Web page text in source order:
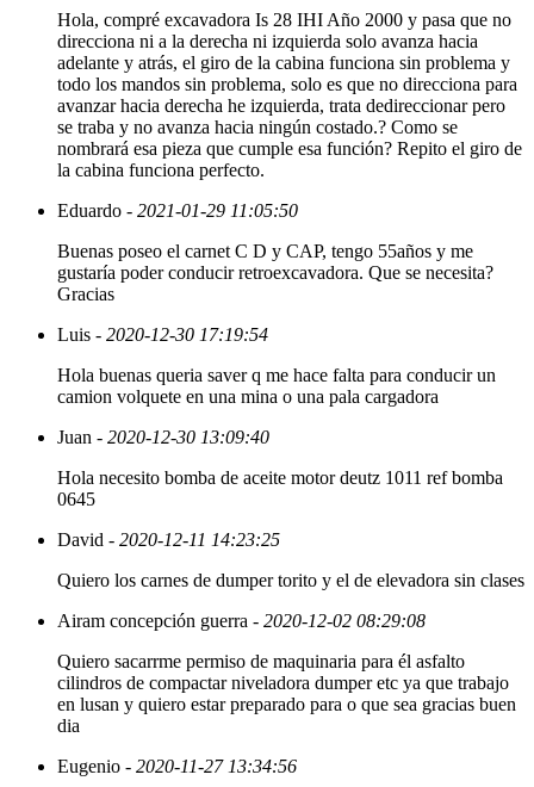
Hola, compré excavadora Is 28 IHI Año 2000 y pasa que no
direcciona ni a la derecha ni izquierda solo avanza hacia
adelante y atrás, el giro de la cabina funciona sin problema y
todo los mandos sin problema, solo es que no direcciona para
avanzar hacia derecha he izquierda, trata dedireccionar pero
se traba y no avanza hacia ningún costado.? Como se
nombrará esa pieza que cumple esa función? Repito el giro de
la cabina funciona perfecto.
Eduardo - 2021-01-29 11:05:50
Buenas poseo el carnet C D y CAP, tengo 55años y me
gustaría poder conducir retroexcavadora. Que se necesita?
Gracias
Luis - 2020-12-30 17:19:54
Hola buenas queria saver q me hace falta para conducir un
camion volquete en una mina o una pala cargadora
Juan - 2020-12-30 13:09:40
Hola necesito bomba de aceite motor deutz 1011 ref bomba
0645
David - 2020-12-11 14:23:25
Quiero los carnes de dumper torito y el de elevadora sin clases
Airam concepción guerra - 2020-12-02 08:29:08
Quiero sacarrme permiso de maquinaria para él asfalto
cilindros de compactar niveladora dumper etc ya que trabajo
en lusan y quiero estar preparado para o que sea gracias buen
dia
Eugenio - 2020-11-27 13:34:56